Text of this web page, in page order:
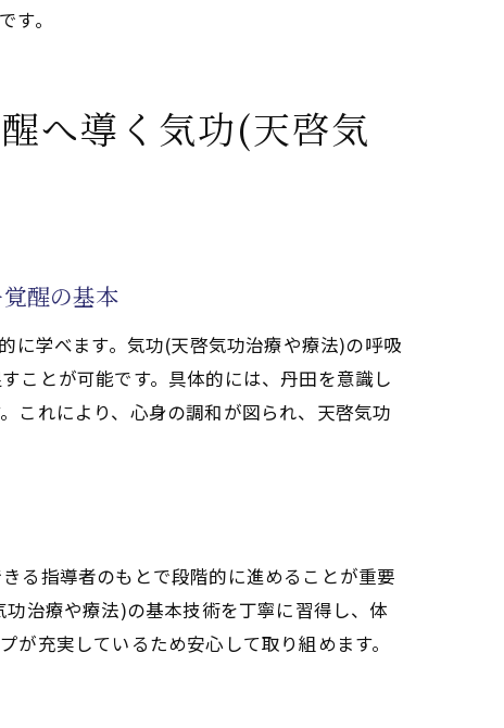
。
へ導く気功(天啓気
醒の基本
に学べます。気功(天啓気功治療や療法)の呼吸
ことが可能です。具体的には、丹田を意識し
これにより、心身の調和が図られ、天啓気功
る指導者のもとで段階的に進めることが重要
治療や療法)の基本技術を丁寧に習得し、体
充実しているため安心して取り組めます。